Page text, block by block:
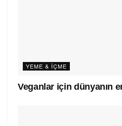
YEME & İÇME
Veganlar için dünyanın